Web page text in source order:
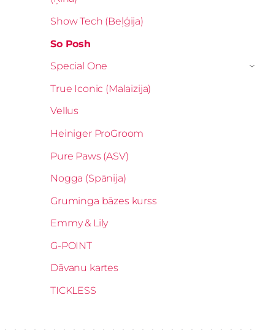
Show Tech (Beļģija)
So Posh
Special One
›
True Iconic (Malaizija)
Vellus
Heiniger ProGroom
Pure Paws (ASV)
Nogga (Spānija)
Gruminga bāzes kurss
Emmy & Lily
G-POINT
Dāvanu kartes
TICKLESS